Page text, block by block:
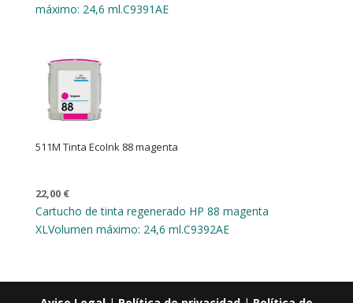
máximo: 24,6 ml.C9391AE
511M Tinta EcoInk 88 magenta
22,00 €
Cartucho de tinta regenerado HP 88 magenta
XL Volumen máximo: 24,6 ml.C9392AE